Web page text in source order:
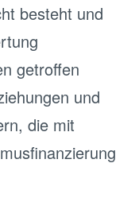
besteht und
getroffen
und
die mit